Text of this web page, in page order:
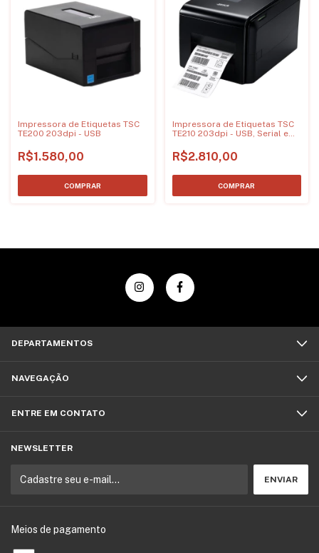
Impressora de Etiquetas TSC
TE200 203dpi - USB
R$1.580,00
Impressora de Etiquetas TSC
TE210 203dpi - USB, Serial e
R$2.810,00
DEPARTAMENTOS
NAVEGAÇÃO
ENTRE EM CONTATO
NEWSLETTER
Meios de pagamento